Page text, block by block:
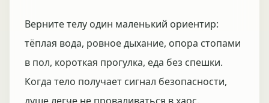
Верните телу один маленький ориентир:
тёплая вода, ровное дыхание, опора стопами
в пол, короткая прогулка, еда без спешки.
Когда тело получает сигнал безопасности,